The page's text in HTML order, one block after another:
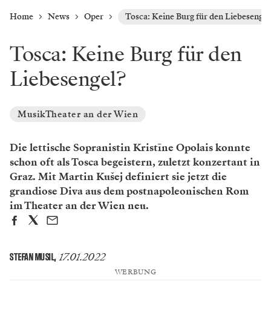
Home News Oper Tosca: Keine Burg für den
Tosca: Keine Burg für den
Liebesengel?
MusikTheater an der Wien
Die lettische Sopranistin Kristīne Opolais konnte
schon oft als Tosca begeistern, zuletzt konzertant in
Graz. Mit Martin Kušej definiert sie jetzt die
grandiose Diva aus dem postnapoleonischen Rom
im Theater an der Wien neu.
STEFAN MUSIL, 17.01.2022
WERBUNG